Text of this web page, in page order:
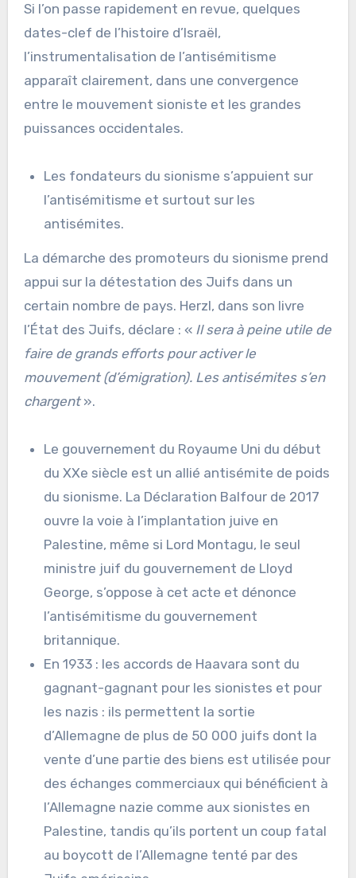
Si l’on passe rapidement en revue, quelques
dates-clef de l’histoire d’Israël,
l’instrumentalisation de l’antisémitisme
apparaît clairement, dans une convergence
entre le mouvement sioniste et les grandes
puissances occidentales.
Les fondateurs du sionisme s’appuient sur
l’antisémitisme et surtout sur les
antisémites.
La démarche des promoteurs du sionisme prend
appui sur la détestation des Juifs dans un
certain nombre de pays. Herzl, dans son livre
l’État des Juifs, déclare : « Il sera à peine utile de
faire de grands efforts pour activer le
mouvement (d’émigration). Les antisémites s’en
chargent».
Le gouvernement du Royaume Uni du début
du XXe siècle est un allié antisémite de poids
du sionisme. La Déclaration Balfour de 2017
ouvre la voie à l’implantation juive en
Palestine, même si Lord Montagu, le seul
ministre juif du gouvernement de Lloyd
George, s’oppose à cet acte et dénonce
l’antisémitisme du gouvernement
britannique.
En 1933 : les accords de Haavara sont du
gagnant-gagnant pour les sionistes et pour
les nazis : ils permettent la sortie
d’Allemagne de plus de 50 000 juifs dont la
vente d’une partie des biens est utilisée pour
des échanges commerciaux qui bénéficient à
l’Allemagne nazie comme aux sionistes en
Palestine, tandis qu’ils portent un coup fatal
au boycott de l’Allemagne tenté par des